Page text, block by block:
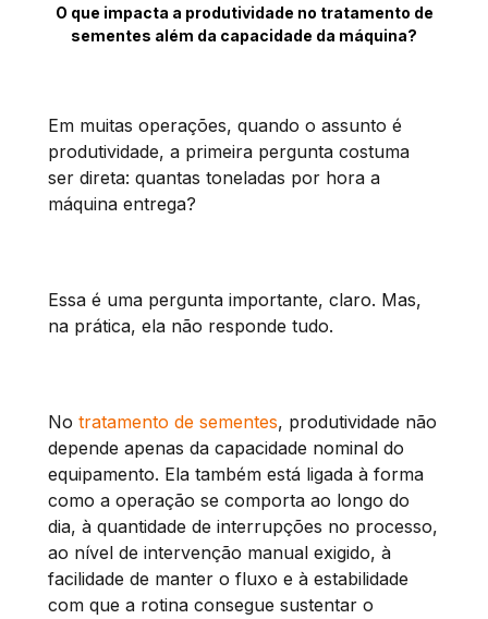
O que impacta a produtividade no tratamento de
sementes além da capacidade da máquina?
Em muitas operações, quando o assunto é
produtividade, a primeira pergunta costuma
ser direta: quantas toneladas por hora a
máquina entrega?
Essa é uma pergunta importante, claro. Mas,
na prática, ela não responde tudo.
Notratamento de sementes, produtividade não
depende apenas da capacidade nominal do
equipamento. Ela também está ligada à forma
como a operação se comporta ao longo do
dia, à quantidade de interrupções no processo,
ao nível de intervenção manual exigido, à
facilidade de manter o fluxo e à estabilidade
com que a rotina consegue sustentar o